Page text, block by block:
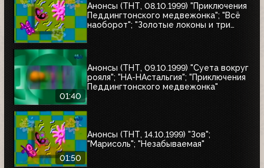
Анонсы (ТНТ, 08.10.1999) "Приключения
Педдингтонского медвежонка"; "Всё
наоборот"; "Золотые локоны и три
01:40
Анонсы (ТНТ, 09.10.1999) "Суета вокруг
рояля"; "НА-НАстальгия"; "Приключения
Педдингтонского медвежонка"
01:50
Анонсы (ТНТ, 14.10.1999) "Зов";
"Марисоль"; "Незабываемая"